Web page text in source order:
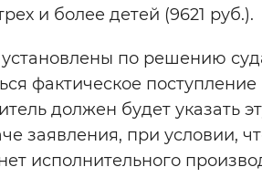
и более детей (9621 руб.).
по решению
фактическое поступление
должен будет указать
заявления, при условии,
исполнительного